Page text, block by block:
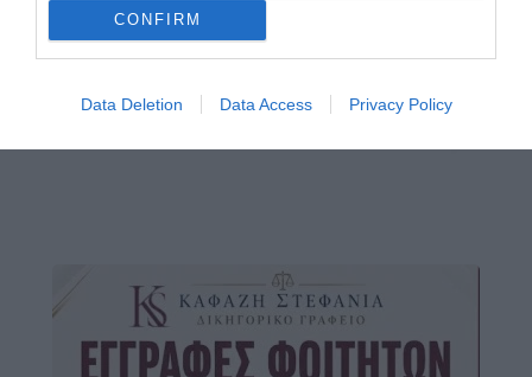
CONFIRM
Data Deletion Data Access Privacy Policy